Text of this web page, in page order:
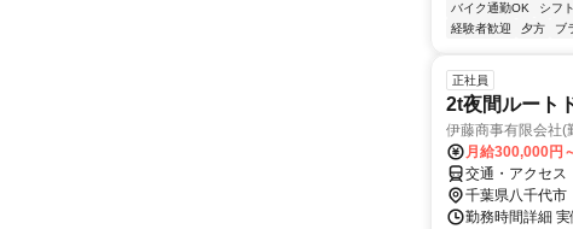
バイク通勤OK
シフ
経験者歓迎
夕方 ブ
正社員
2t夜間ルート
伊藤商事有限会社(
月給300,000円
交通・アクセス
千葉県八千代市
勤務時間詳細